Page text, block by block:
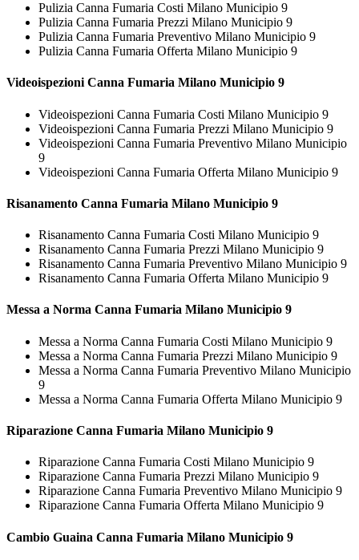
Pulizia Canna Fumaria Costi Milano Municipio 9
Pulizia Canna Fumaria Prezzi Milano Municipio 9
Pulizia Canna Fumaria Preventivo Milano Municipio 9
Pulizia Canna Fumaria Offerta Milano Municipio 9
VideoispezioniCanna Fumaria Milano Municipio 9
Videoispezioni Canna Fumaria Costi Milano Municipio 9
Videoispezioni Canna Fumaria Prezzi Milano Municipio 9
Videoispezioni Canna Fumaria Preventivo Milano Municipio
9
Videoispezioni Canna Fumaria Offerta Milano Municipio 9
Risanamento Canna Fumaria Milano Municipio 9
Risanamento Canna Fumaria Costi Milano Municipio 9
Risanamento Canna Fumaria Prezzi Milano Municipio 9
Risanamento Canna Fumaria Preventivo Milano Municipio 9
Risanamento Canna Fumaria Offerta Milano Municipio 9
Messa a Norma Canna Fumaria Milano Municipio 9
Messa a Norma Canna Fumaria Costi Milano Municipio 9
Messa a Norma Canna Fumaria Prezzi Milano Municipio 9
Messa a Norma Canna Fumaria Preventivo Milano Municipio
9
Messa a Norma Canna Fumaria Offerta Milano Municipio 9
Riparazione Canna Fumaria Milano Municipio 9
Riparazione Canna Fumaria Costi Milano Municipio 9
Riparazione Canna Fumaria Prezzi Milano Municipio 9
Riparazione Canna Fumaria Preventivo Milano Municipio 9
Riparazione Canna Fumaria Offerta Milano Municipio 9
Cambio Guaina Canna Fumaria Milano Municipio 9